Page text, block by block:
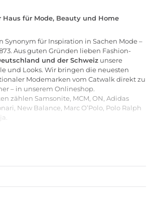
Haus für Mode, Beauty und Home
Synonym für Inspiration in Sachen Mode –
Aus guten Gründen lieben Fashion-
und der Schweiz unsere
und Looks. Wir bringen die neuesten
Modemarken vom Catwalk direkt zu
– in unserem Onlineshop.
zählen Samsonite, MCM, ON, Adidas
, New Balance, Marc O’Polo, Polo Ralph
.